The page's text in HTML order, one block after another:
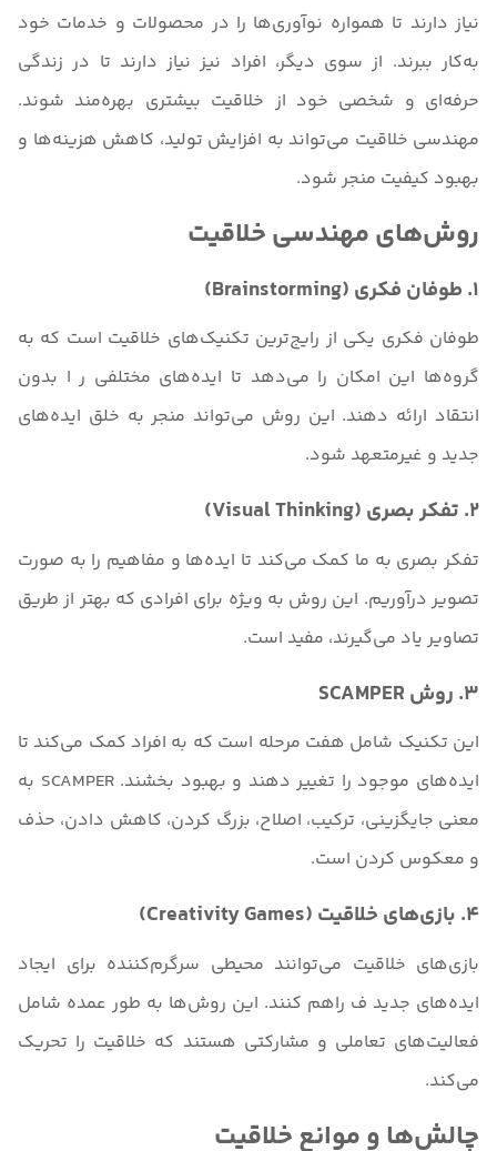
نیاز دارند تا همواره نوآوری‌ها را در محصولات و خدمات خود
به‌کار ببرند. از سوی دیگر، افراد نیز نیاز دارند تا در زندگی
حرفه‌ای و شخصی خود از خلاقیت بیشتری بهره‌مند شوند.
مهندسی خلاقیت می‌تواند به افزایش تولید، کاهش هزینه‌ها و
بهبود کیفیت منجر شود.
روش‌های مهندسی خلاقیت
1. طوفان فکری (Brainstorming)
طوفان فکری یکی از رایج‌ترین تکنیک‌های خلاقیت است که به
گروه‌ها این امکان را می‌دهد تا ایده‌های مختلفی ر ا بدون
انتقاد ارائه دهند. این روش می‌تواند منجر به خلق ایده‌های
جدید و غیرمتعهد شود.
2. تفکر بصری (Visual Thinking)
تفکر بصری به ما کمک می‌کند تا ایده‌ها و مفاهیم را به صورت
تصویر درآوریم. این روش به ویژه برای افرادی که بهتر از طریق
تصاویر یاد می‌گیرند، مفید است.
3. روش SCAMPER
این تکنیک شامل هفت مرحله است که به افراد کمک می‌کند تا
ایده‌های موجود را تغییر دهند و بهبود بخشند. SCAMPER به
معنی جایگزینی، ترکیب، اصلاح، بزرگ کردن، کاهش دادن، حذف
و معکوس کردن است.
4. بازی‌های خلاقیت (Creativity Games)
بازی‌های خلاقیت می‌توانند محیطی سرگرم‌کننده برای ایجاد
ایده‌های جدید ف راهم کنند. این روش‌ها به طور عمده شامل
فعالیت‌های تعاملی و مشارکتی هستند که خلاقیت را تحریک
می‌کند.
چالش‌ها و موانع خلاقیت